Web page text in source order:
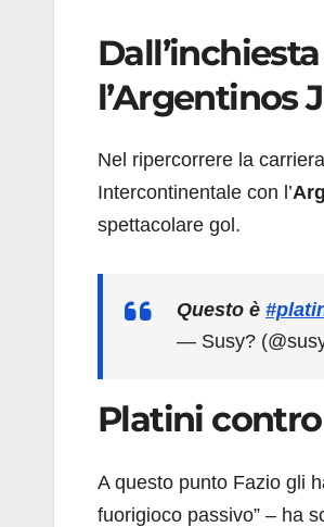
l’Argentinos
Nel ripercorrere la
Intercontinentale con l’
spettacolare gol.
Questo è
— Susy?
Platini
A questo punto Fazio gli
fuorigioco passivo” – ha